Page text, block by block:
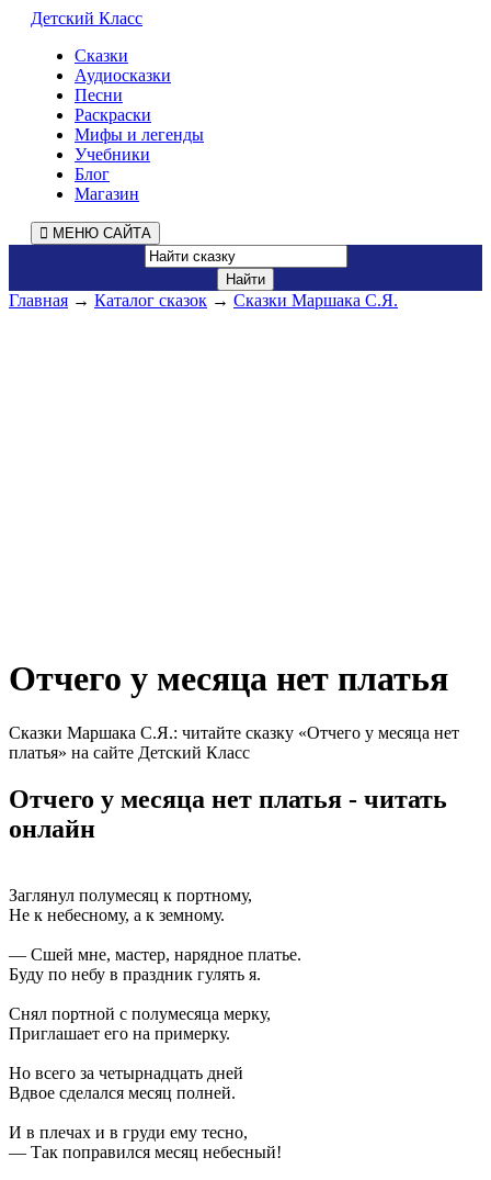
Детский Класс
Сказки
Аудиосказки
Песни
Раскраски
Мифы и легенды
Учебники
Блог
Магазин
МЕНЮ САЙТА
Главная → Каталог сказок → Сказки Маршака С.Я.
Отчего у месяца нет платья
Сказки Маршака С.Я.: читайте сказку «Отчего у месяца нет
платья» на сайте Детский Класс
Отчего у месяца нет платья - читать
онлайн
Заглянул полумесяц к портному,
Не к небесному, а к земному.
— Сшей мне, мастер, нарядное платье.
Буду по небу в праздник гулять я.
Снял портной с полумесяца мерку,
Приглашает его на примерку.
Но всего за четырнадцать дней
Вдвое сделался месяц полней.
И в плечах и в груди ему тесно,
— Так поправился месяц небесный!